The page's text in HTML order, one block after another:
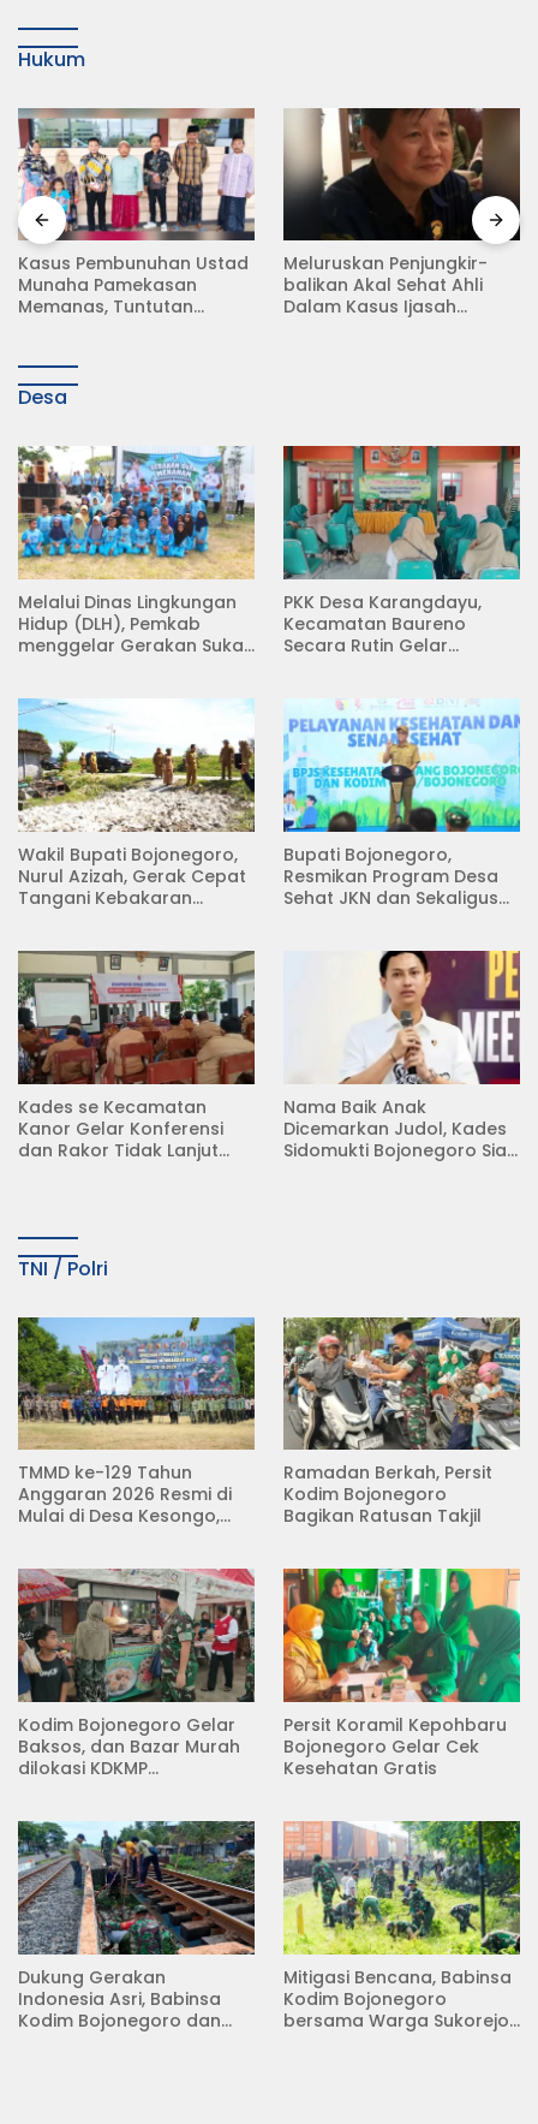
Hukum
Kasus Pembunuhan Ustad
Munaha Pamekasan
Memanas, Tuntutan
Meluruskan Penjungkir-
balikan Akal Sehat Ahli
Dalam Kasus Ijasah
Desa
Melalui Dinas Lingkungan
Hidup (DLH), Pemkab
menggelar Gerakan Suka
PKK Desa Karangdayu,
Kecamatan Baureno
Secara Rutin Gelar
Wakil Bupati Bojonegoro,
Nurul Azizah, Gerak Cepat
Tangani Kebakaran
Bupati Bojonegoro,
Resmikan Program Desa
Sehat JKN dan Sekaligus
Kades se Kecamatan
Kanor Gelar Konferensi
dan Rakor Tidak Lanjut
Nama Baik Anak
Dicemarkan Judol, Kades
Sidomukti Bojonegoro Siap
TNI / Polri
TMMD ke-129 Tahun
Anggaran 2026 Resmi di
Mulai di Desa Kesongo,
Ramadan Berkah, Persit
Kodim Bojonegoro
Bagikan Ratusan Takjil
Kodim Bojonegoro Gelar
Baksos, dan Bazar Murah
dilokasi KDKMP
Persit Koramil Kepohbaru
Bojonegoro Gelar Cek
Kesehatan Gratis
Dukung Gerakan
Indonesia Asri, Babinsa
Kodim Bojonegoro dan
Mitigasi Bencana, Babinsa
Kodim Bojonegoro
bersama Warga Sukorejo